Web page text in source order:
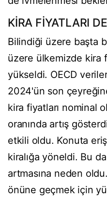
KİRA FİYATLARI
Bilindiği üzere başta
üzere ülkemizde kira
yükseldi. OECD
2024'ün son
kira fiyatları nominal
oranında artış
etkili oldu. Konuta
kiralığa yöneldi. Bu
artmasına neden
önüne geçmek için